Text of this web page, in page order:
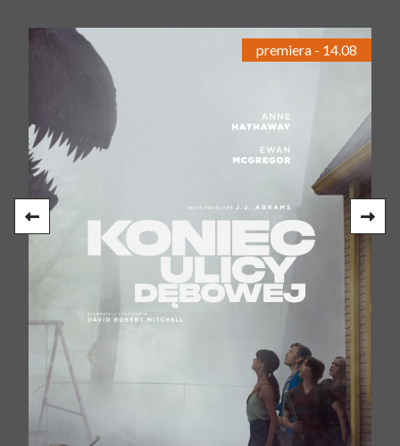
premiera - 14.08